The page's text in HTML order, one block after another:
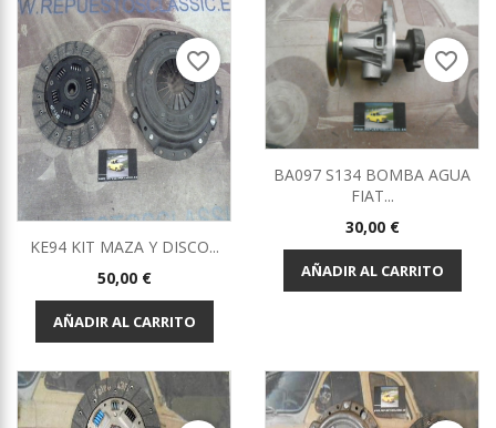
KE94 KIT MAZA Y DISCO...
Precio
50,00 €
AÑADIR AL CARRITO
favorite_border
BA097 S134 BOMBA AGUA
FIAT...
Precio
30,00 €
AÑADIR AL CARRITO
favorite_border